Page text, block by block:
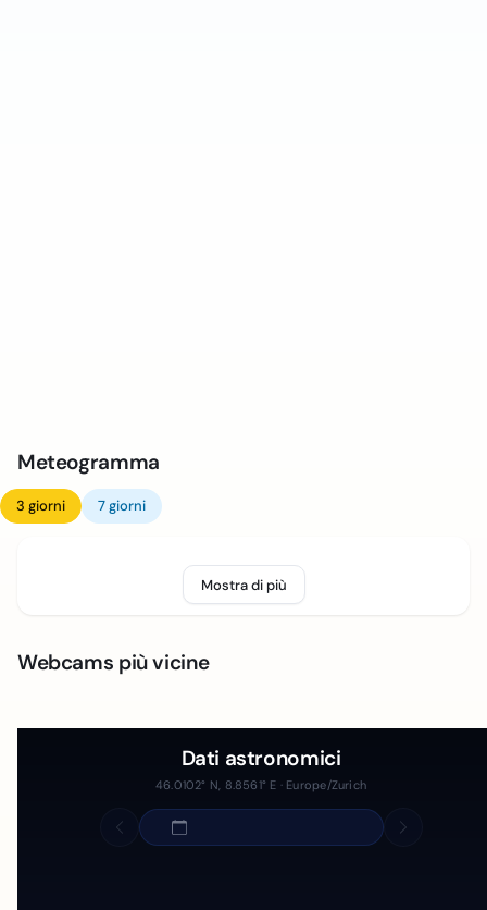
Meteogramma
3 giorni 7 giorni
Mostra di più
Webcams più vicine
Dati astronomici
46.0102° N, 8.8561° E · Europe/Zurich